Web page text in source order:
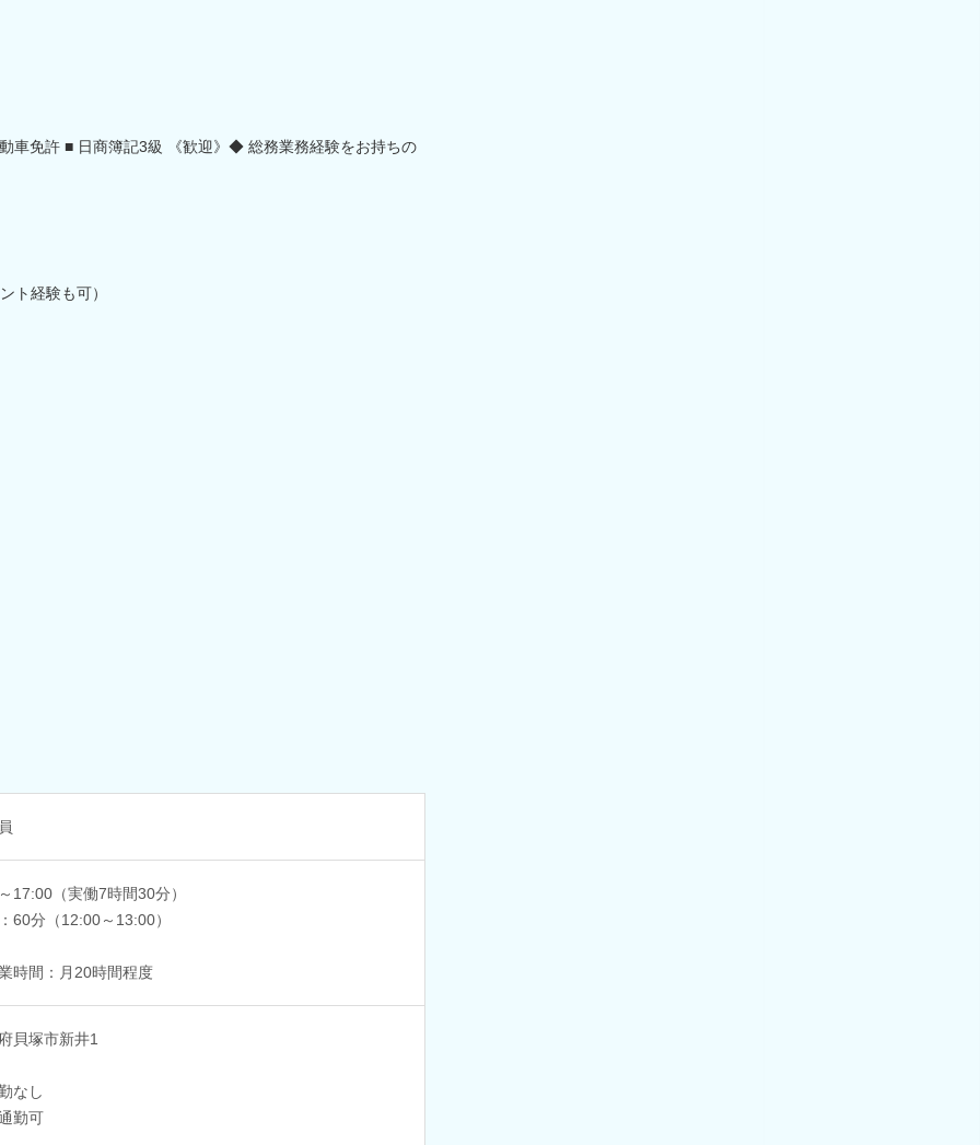
車免許 ■ 日商簿記3級 《歓迎》◆ 総務業務経験をお持ちの
ト経験も可）
17:00（実働7時間30分）
60分（12:00～13:00）
時間：月20時間程度
貝塚市新井1
なし
勤可